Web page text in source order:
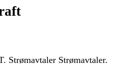
Strømavtaler Strømavtaler.